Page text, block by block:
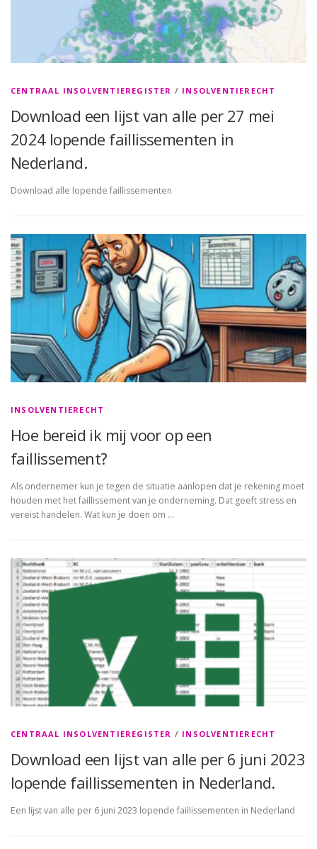
CENTRAAL INSOLVENTIEREGISTER / INSOLVENTIERECHT
Download een lijst van alle per 27 mei
2024 lopende faillissementen in
Nederland.
Download alle lopende faillissementen
INSOLVENTIERECHT
Hoe bereid ik mij voor op een
faillissement?
Als ondernemer kun je tegen de situatie aanlopen dat je rekening moet
houden met het faillissement van je onderneming. Dat geeft stress en
vereist handelen. Wat kun je doen om …
CENTRAAL INSOLVENTIEREGISTER / INSOLVENTIERECHT
Download een lijst van alle per 6 juni 2023
lopende faillissementen in Nederland.
Een lijst van alle per 6 juni 2023 lopende faillissementen in Nederland